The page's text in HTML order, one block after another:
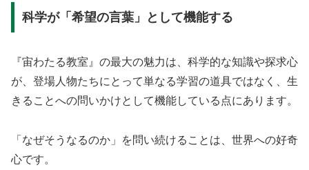
科学が「希望の言葉」として機能する
『宙わたる教室』の最大の魅力は、科学的な知識や探求心
が、登場人物たちにとって単なる学習の道具ではなく、生
きることへの問いかけとして機能している点にあります。
「なぜそうなるのか」を問い続けることは、世界への好奇
心です。